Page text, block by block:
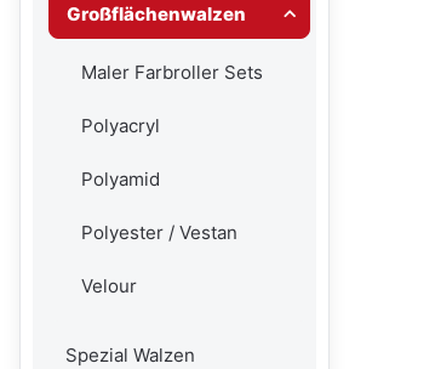
Großflächenwalzen
Maler Farbroller Sets
Polyacryl
Polyamid
Polyester / Vestan
Velour
Spezial Walzen